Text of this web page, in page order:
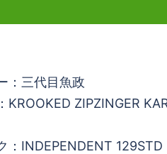
：三代目魚政
KROOKED ZIPZINGER
：INDEPENDENT 129STD